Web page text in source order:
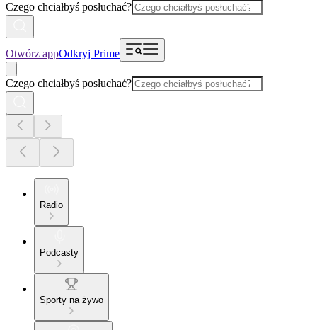
Czego chciałbyś posłuchać?
Otwórz appOdkryj Prime
Czego chciałbyś posłuchać?
Radio
Podcasty
Sporty na żywo